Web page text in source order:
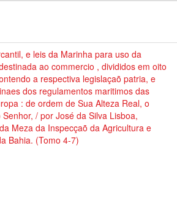
e leis da Marinha para uso da
ao commercio , divididos em oito
a respectiva legislaçaõ patria, e
dos regulamentos maritimos das
: de ordem de Sua Alteza Real, o
/ por José da Silva Lisboa,
Meza da Inspecçaõ da Agricultura e
Bahia. (Tomo 4-7)